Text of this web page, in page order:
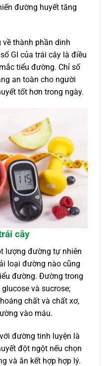
đường huyết tăng
về thành phần dinh
GI của trái cây là điều
tiểu đường. Chỉ số
an toàn cho người
tốt hơn trong ngày.
cây
lượng đường tự nhiên
loại đường nào cũng
đường. Đường trong
và sucrose;
chất và chất xơ,
vào máu.
đường tinh luyện là
đột ngột nếu chọn
và ăn kết hợp hợp lý.